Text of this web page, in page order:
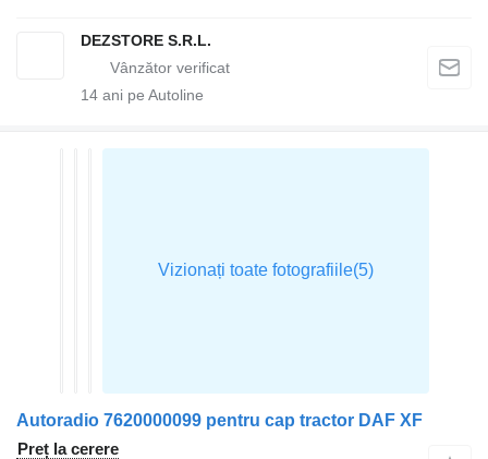
DEZSTORE S.R.L.
14 ani pe Autoline
Autoradio 7620000099 pentru cap tractor DAF XF
Preț la cerere